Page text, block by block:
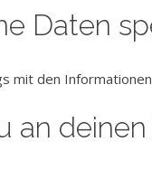
Daten
mit den
an